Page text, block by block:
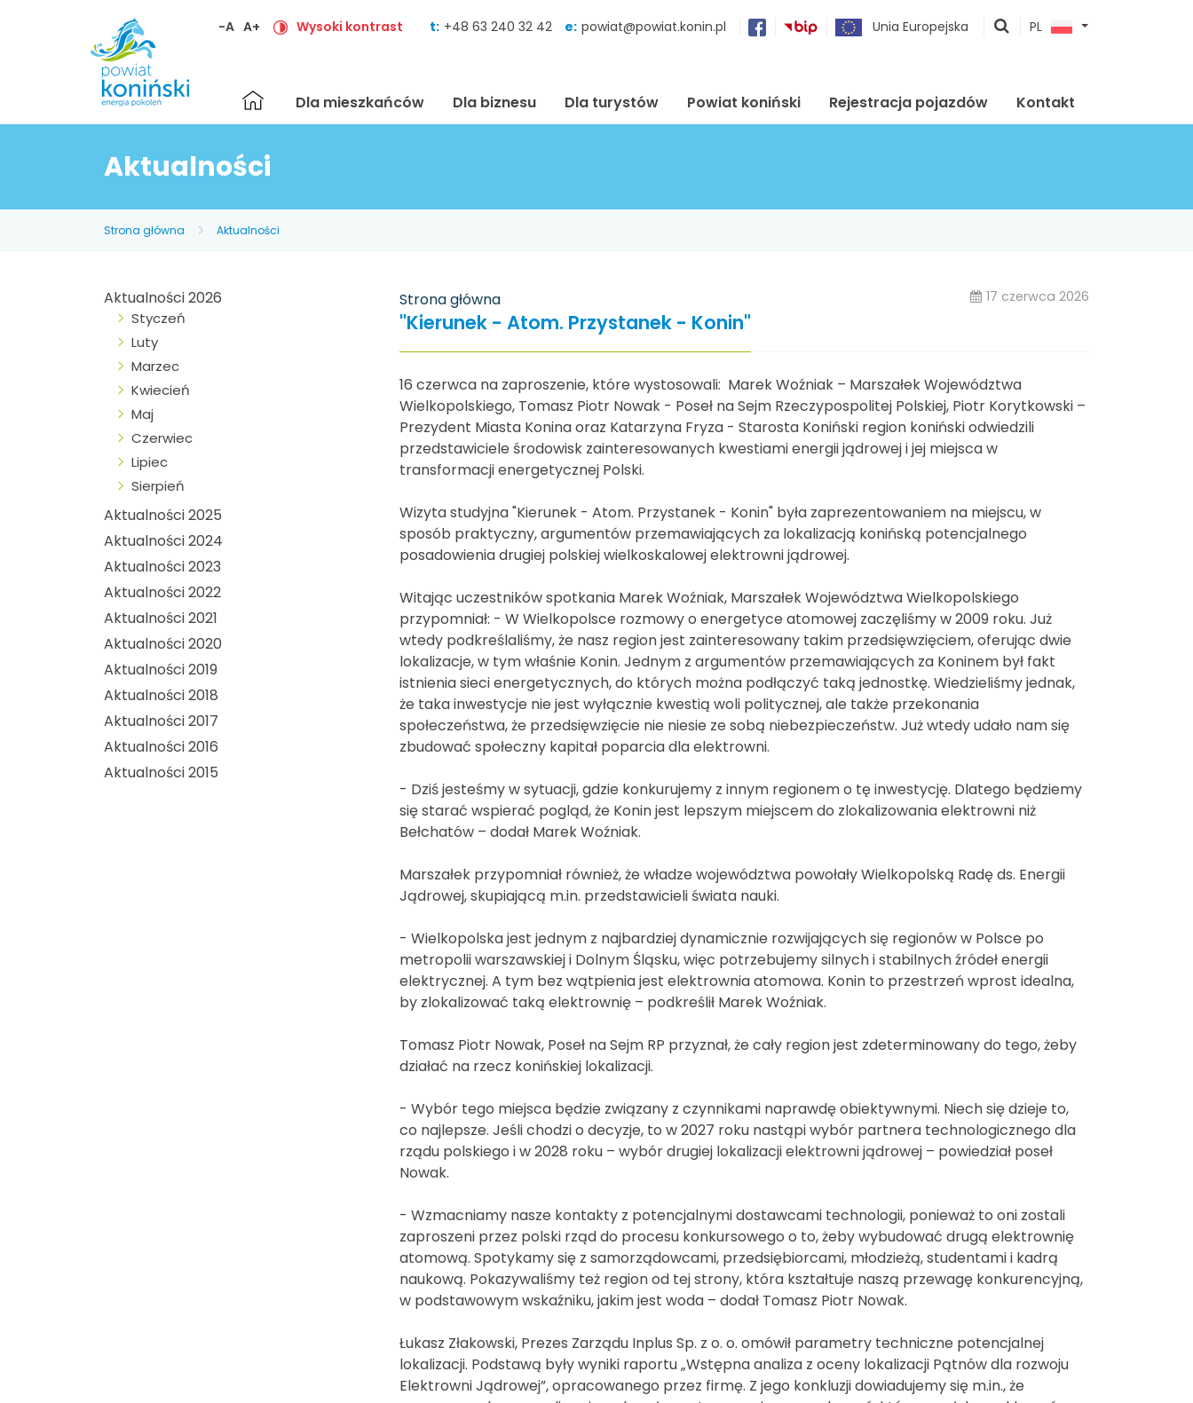
-A A+ Wysoki kontrast t: +48 63 240 32 42 e: powiat@powiat.konin.pl Unia Europejska
pokaż
PL
Strona
główna
Dla mieszkańców Dla biznesu Dla turystów Powiat koniński Rejestracja pojazdów Kontakt
Aktualności
Strona główna Aktualności
Aktualności 2026
Styczeń
Luty
Marzec
Kwiecień
Maj
Czerwiec
Lipiec
Sierpień
Aktualności 2025
Aktualności 2024
Aktualności 2023
Aktualności 2022
Aktualności 2021
Aktualności 2020
Aktualności 2019
Aktualności 2018
Aktualności 2017
Aktualności 2016
Aktualności 2015
Strona główna 17 czerwca 2026
"Kierunek - Atom. Przystanek - Konin"
16 czerwca na zaproszenie, które wystosowali: Marek Woźniak – Marszałek Województwa
Wielkopolskiego, Tomasz Piotr Nowak - Poseł na Sejm Rzeczypospolitej Polskiej, Piotr Korytkowski –
Prezydent Miasta Konina oraz Katarzyna Fryza - Starosta Koniński region koniński odwiedzili
przedstawiciele środowisk zainteresowanych kwestiami energii jądrowej i jej miejsca w
transformacji energetycznej Polski.
Wizyta studyjna "Kierunek - Atom. Przystanek - Konin" była zaprezentowaniem na miejscu, w
sposób praktyczny, argumentów przemawiających za lokalizacją konińską potencjalnego
posadowienia drugiej polskiej wielkoskalowej elektrowni jądrowej.
Witając uczestników spotkania Marek Woźniak, Marszałek Województwa Wielkopolskiego
przypomniał: - W Wielkopolsce rozmowy o energetyce atomowej zaczęliśmy w 2009 roku. Już
wtedy podkreślaliśmy, że nasz region jest zainteresowany takim przedsięwzięciem, oferując dwie
lokalizacje, w tym właśnie Konin. Jednym z argumentów przemawiających za Koninem był fakt
istnienia sieci energetycznych, do których można podłączyć taką jednostkę. Wiedzieliśmy jednak,
że taka inwestycje nie jest wyłącznie kwestią woli politycznej, ale także przekonania
społeczeństwa, że przedsięwzięcie nie niesie ze sobą niebezpieczeństw. Już wtedy udało nam się
zbudować społeczny kapitał poparcia dla elektrowni.
- Dziś jesteśmy w sytuacji, gdzie konkurujemy z innym regionem o tę inwestycję. Dlatego będziemy
się starać wspierać pogląd, że Konin jest lepszym miejscem do zlokalizowania elektrowni niż
Bełchatów – dodał Marek Woźniak.
Marszałek przypomniał również, że władze województwa powołały Wielkopolską Radę ds. Energii
Jądrowej, skupiającą m.in. przedstawicieli świata nauki.
- Wielkopolska jest jednym z najbardziej dynamicznie rozwijających się regionów w Polsce po
metropolii warszawskiej i Dolnym Śląsku, więc potrzebujemy silnych i stabilnych źródeł energii
elektrycznej. A tym bez wątpienia jest elektrownia atomowa. Konin to przestrzeń wprost idealna,
by zlokalizować taką elektrownię – podkreślił Marek Woźniak.
Tomasz Piotr Nowak, Poseł na Sejm RP przyznał, że cały region jest zdeterminowany do tego, żeby
działać na rzecz konińskiej lokalizacji.
- Wybór tego miejsca będzie związany z czynnikami naprawdę obiektywnymi. Niech się dzieje to,
co najlepsze. Jeśli chodzi o decyzje, to w 2027 roku nastąpi wybór partnera technologicznego dla
rządu polskiego i w 2028 roku – wybór drugiej lokalizacji elektrowni jądrowej – powiedział poseł
Nowak.
- Wzmacniamy nasze kontakty z potencjalnymi dostawcami technologii, ponieważ to oni zostali
zaproszeni przez polski rząd do procesu konkursowego o to, żeby wybudować drugą elektrownię
atomową. Spotykamy się z samorządowcami, przedsiębiorcami, młodzieżą, studentami i kadrą
naukową. Pokazywaliśmy też region od tej strony, która kształtuje naszą przewagę konkurencyjną,
w podstawowym wskaźniku, jakim jest woda – dodał Tomasz Piotr Nowak.
Łukasz Złakowski, Prezes Zarządu Inplus Sp. z o. o. omówił parametry techniczne potencjalnej
lokalizacji. Podstawą były wyniki raportu „Wstępna analiza z oceny lokalizacji Pątnów dla rozwoju
Elektrowni Jądrowej”, opracowanego przez firmę. Z jego konkluzji dowiadujemy się m.in., że